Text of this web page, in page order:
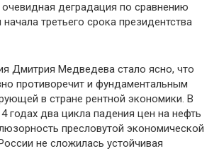
очевидная деградация по сравнению
третьего срока президентства
Дмитрия Медведева стало ясно, что
противоречит и фундаментальным
в стране рентной экономики. В
годах два цикла падения цен на нефть
пресловутой экономической
не сложилась устойчивая